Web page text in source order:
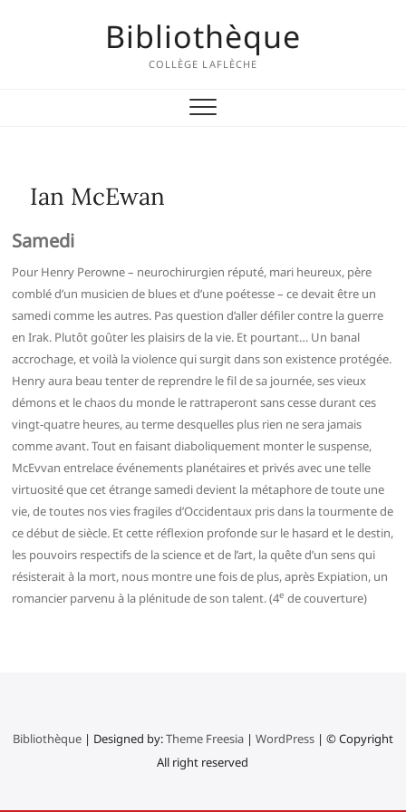
Bibliothèque
COLLÈGE LAFLÈCHE
Ian McEwan
Samedi
Pour Henry Perowne – neurochirurgien réputé, mari heureux, père
comblé d’un musicien de blues et d’une poétesse – ce devait être un
samedi comme les autres. Pas question d’aller défiler contre la guerre
en Irak. Plutôt goûter les plaisirs de la vie. Et pourtant… Un banal
accrochage, et voilà la violence qui surgit dans son existence protégée.
Henry aura beau tenter de reprendre le fil de sa journée, ses vieux
démons et le chaos du monde le rattraperont sans cesse durant ces
vingt-quatre heures, au terme desquelles plus rien ne sera jamais
comme avant. Tout en faisant diaboliquement monter le suspense,
McEvvan entrelace événements planétaires et privés avec une telle
virtuosité que cet étrange samedi devient la métaphore de toute une
vie, de toutes nos vies fragiles d’Occidentaux pris dans la tourmente de
ce début de siècle. Et cette réflexion profonde sur le hasard et le destin,
les pouvoirs respectifs de la science et de l’art, la quête d’un sens qui
résisterait à la mort, nous montre une fois de plus, après Expiation, un
romancier parvenu à la plénitude de son talent. (4e de couverture)
Bibliothèque| Designed by:Theme Freesia| WordPress| © Copyright
All right reserved